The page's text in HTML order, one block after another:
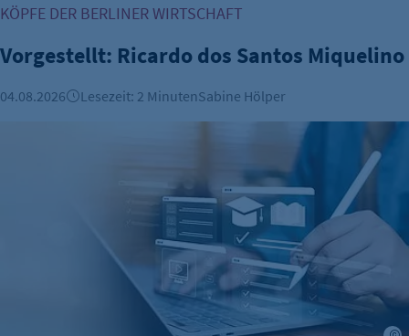
KÖPFE DER BERLINER WIRTSCHAFT
Vorgestellt: Ricardo dos Santos Miquelino
04.08.2026 Lesezeit: 2 MinutenSabine Hölper
KI in der Ausbildung: IHK Berlin informiert zum